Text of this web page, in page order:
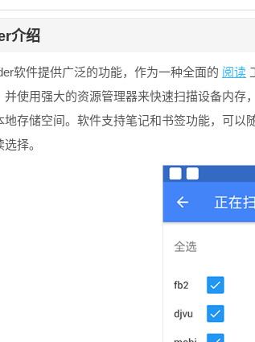
介绍
软件提供广泛的功能，作为一种全面的 阅读
并使用强大的资源管理器来快速扫描设备内
地存储空间。软件支持笔记和书签功能，可
择。